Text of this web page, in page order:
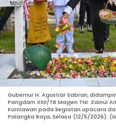
Gubernur H. Agustiar Sabran,
Pangdam XXII/TB Mayjen TNI Zainul
Kurniawan pada kegiatan upacara
Palangka Raya, Selasa (12/5/2026).